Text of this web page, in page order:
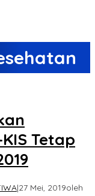
Tetap
|27 Mei, 2019oleh